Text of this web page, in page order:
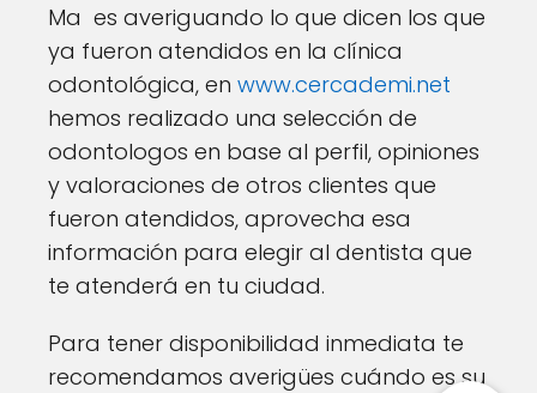
Ma es averiguando lo que dicen los que
ya fueron atendidos en la clínica
odontológica, en www.cercademi.net
hemos realizado una selección de
odontologos en base al perfil, opiniones
y valoraciones de otros clientes que
fueron atendidos, aprovecha esa
información para elegir al dentista que
te atenderá en tu ciudad.
Para tener disponibilidad inmediata te
recomendamos averigües cuándo es su